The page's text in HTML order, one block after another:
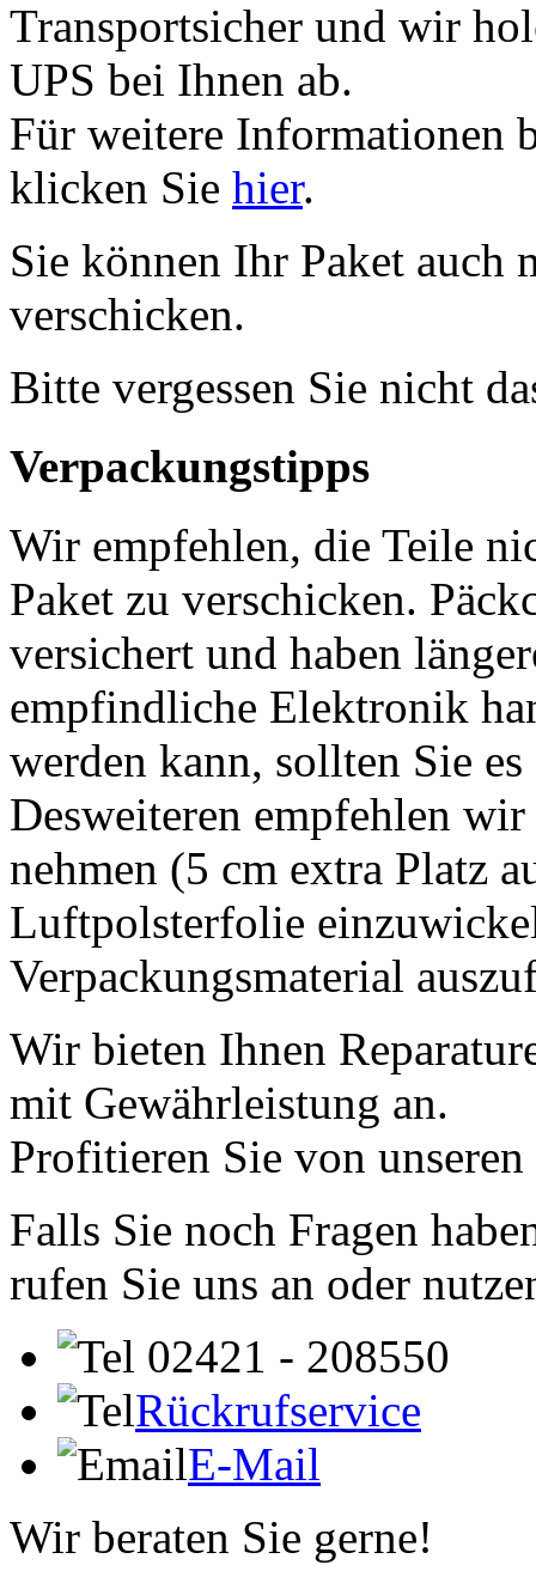
Transportsicher und wir
UPS bei Ihnen ab.
Für weitere Informationen
klicken Sie hier.
Sie können Ihr Paket auch
verschicken.
Bitte vergessen Sie nicht
Verpackungstipps
Wir empfehlen, die Teile
Paket zu verschicken.
versichert und haben
empfindliche Elektronik
werden kann, sollten Sie
Desweiteren empfehlen
nehmen (5 cm extra Platz
Luftpolsterfolie
Verpackungsmaterial
Wir bieten Ihnen
mit Gewährleistung an.
Profitieren Sie von
Falls Sie noch Fragen
rufen Sie uns an oder
02421 - 208550
Rückrufservice
E-Mail
Wir beraten Sie gerne!